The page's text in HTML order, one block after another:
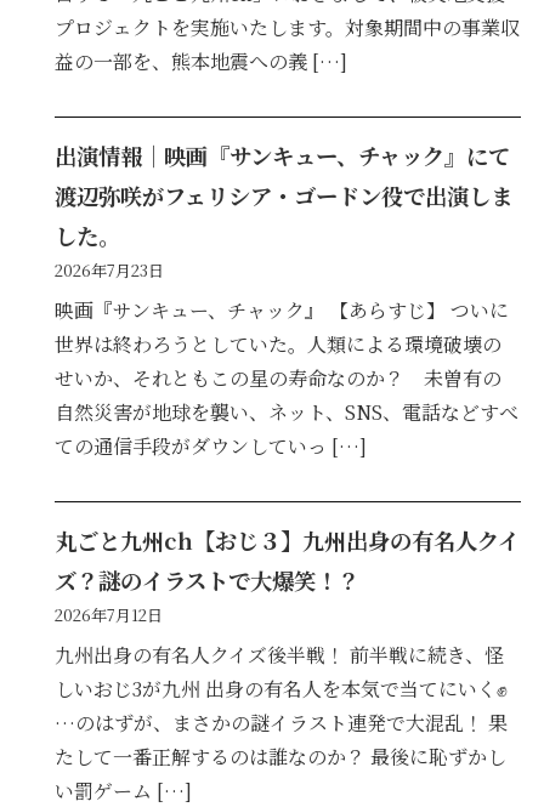
プロジェクトを実施いたします。対象期間中の事業収
益の一部を、熊本地震への義 […]
出演情報｜映画『サンキュー、チャック』にて
渡辺弥咲がフェリシア・ゴードン役で出演しま
した。
2026年7月23日
映画『サンキュー、チャック』 【あらすじ】 ついに
世界は終わろうとしていた。人類による環境破壊の
せいか、それともこの星の寿命なのか？ 未曽有の
自然災害が地球を襲い、ネット、SNS、電話などすべ
ての通信手段がダウンしていっ […]
丸ごと九州ch【おじ３】九州出身の有名人クイ
ズ？謎のイラストで大爆笑！？
2026年7月12日
九州出身の有名人クイズ後半戦！ 前半戦に続き、怪
しいおじ3が九州 出身の有名人を本気で当てにいく✊
…のはずが、まさかの謎イラスト連発で大混乱！ 果
たして一番正解するのは誰なのか？ 最後に恥ずかし
い罰ゲーム […]